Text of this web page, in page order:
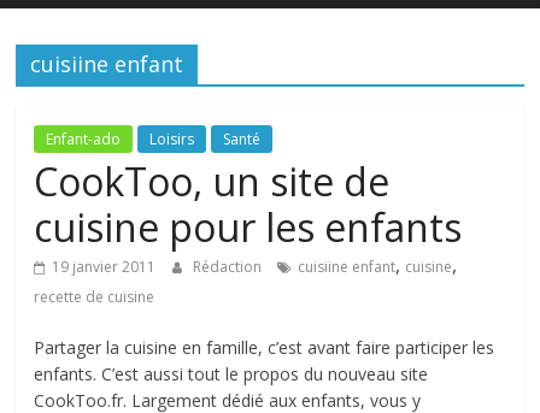
Santé
La
de
toute
famille
cuisiine enfant
Enfant-ado Loisirs Santé
CookToo, un site de
cuisine pour les enfants
19 janvier 2011 Rédaction cuisiine enfant, cuisine,
recette de cuisine
Partager la cuisine en famille, c’est avant faire participer les
enfants. C’est aussi tout le propos du nouveau site
CookToo.fr. Largement dédié aux enfants, vous y